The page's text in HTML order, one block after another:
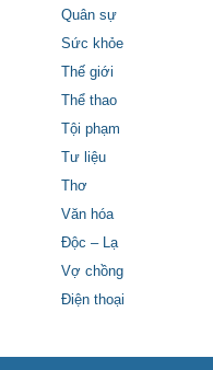
Quân sự
Sức khỏe
Thế giới
Thể thao
Tội phạm
Tư liệu
Thơ
Văn hóa
Độc – Lạ
Vợ chồng
Điện thoại